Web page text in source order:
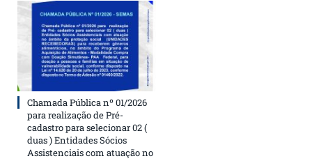
Chamada Pública nº 01/2026
para realização de Pré-
cadastro para selecionar 02 (
duas ) Entidades Sócios
Assistenciais com atuação no